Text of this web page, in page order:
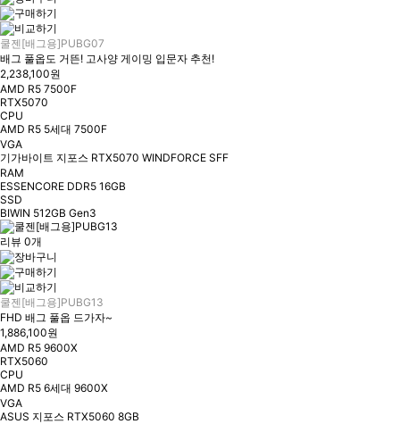
쿨젠[배그용]PUBG07
배그 풀옵도 거뜬! 고사양 게이밍 입문자 추천!
2,238,100원
AMD R5 7500F
RTX5070
CPU
AMD R5 5세대 7500F
VGA
기가바이트 지포스 RTX5070 WINDFORCE SFF
RAM
ESSENCORE DDR5 16GB
SSD
BIWIN 512GB Gen3
리뷰 0개
쿨젠[배그용]PUBG13
FHD 배그 풀옵 드가자~
1,886,100원
AMD R5 9600X
RTX5060
CPU
AMD R5 6세대 9600X
VGA
ASUS 지포스 RTX5060 8GB